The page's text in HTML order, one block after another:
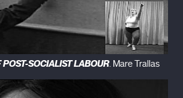
SOCIALIST LABOUR. Mare Trallas